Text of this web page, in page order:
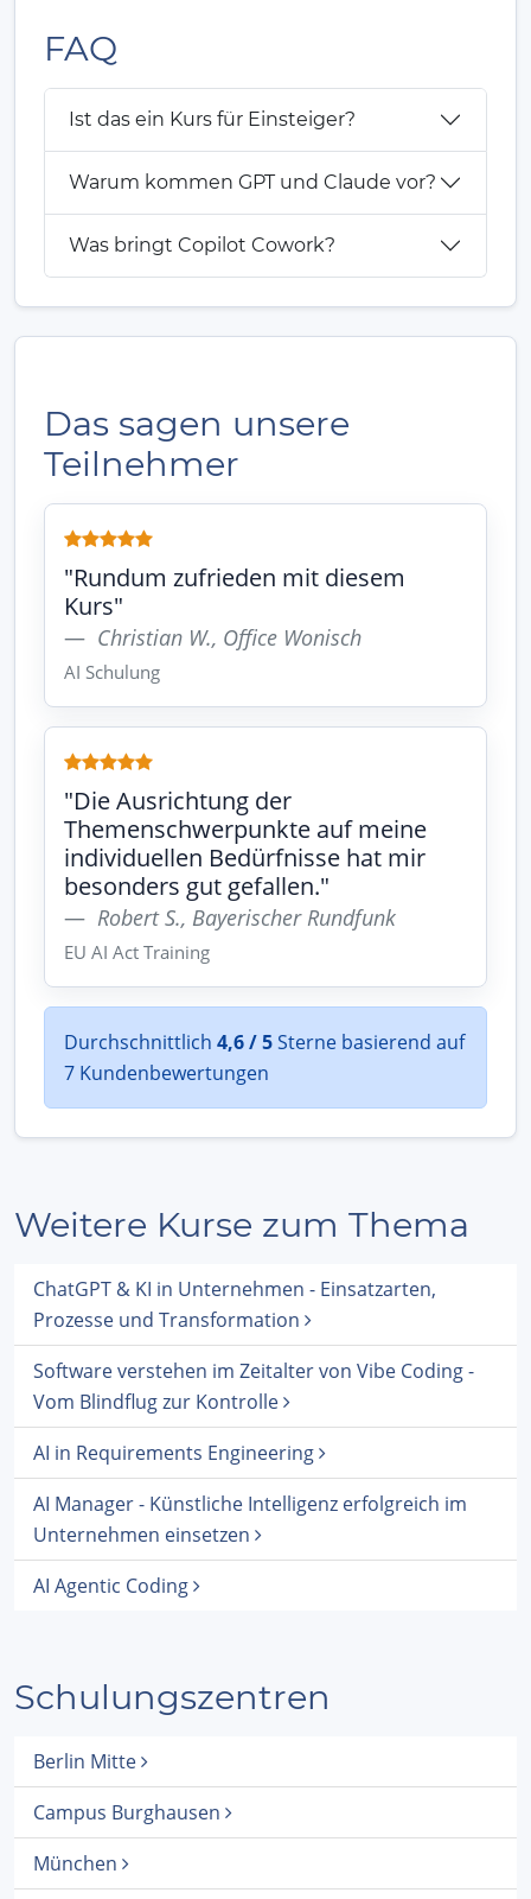
FAQ
Ist das ein Kurs für Einsteiger?
Warum kommen GPT und Claude vor?
Was bringt Copilot Cowork?
Das sagen unsere
Teilnehmer
"Rundum zufrieden mit diesem
Kurs"
Christian W., Office Wonisch
AI Schulung
"Die Ausrichtung der
Themenschwerpunkte auf meine
individuellen Bedürfnisse hat mir
besonders gut gefallen."
Robert S., Bayerischer Rundfunk
EU AI Act Training
Durchschnittlich 4,6 / 5Sterne basierend auf
7 Kundenbewertungen
Weitere Kurse zum Thema
ChatGPT & KI in Unternehmen - Einsatzarten,
Prozesse und Transformation
Software verstehen im Zeitalter von Vibe Coding -
Vom Blindflug zur Kontrolle
AI in Requirements Engineering
AI Manager - Künstliche Intelligenz erfolgreich im
Unternehmen einsetzen
AI Agentic Coding
Schulungszentren
Berlin Mitte
Campus Burghausen
München